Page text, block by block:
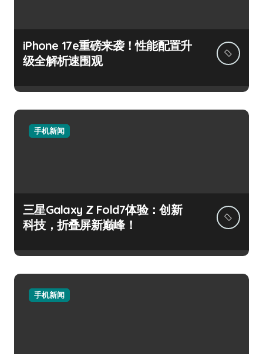
iPhone 17e重磅来袭！性能配置升
级全解析速围观
手机新闻
三星Galaxy Z Fold7体验：创新
科技，折叠屏新巅峰！
手机新闻